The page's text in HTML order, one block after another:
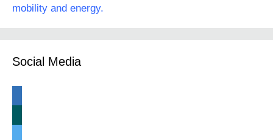
mobility and energy.
Social Media